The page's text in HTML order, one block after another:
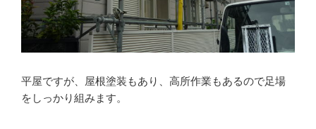
平屋ですが、屋根塗装もあり、高所作業もあるので足場
をしっかり組みます。